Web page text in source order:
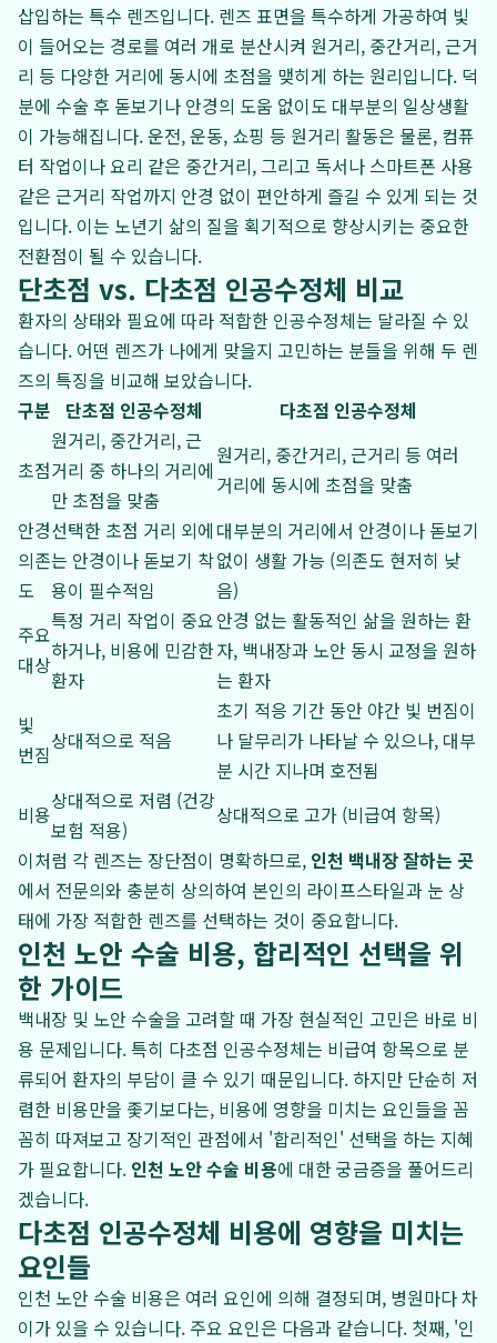
삽입하는 특수 렌즈입니다. 렌즈 표면을 특수하게 가공하여 빛
이 들어오는 경로를 여러 개로 분산시켜 원거리, 중간거리, 근거
리 등 다양한 거리에 동시에 초점을 맺히게 하는 원리입니다. 덕
분에 수술 후 돋보기나 안경의 도움 없이도 대부분의 일상생활
이 가능해집니다. 운전, 운동, 쇼핑 등 원거리 활동은 물론, 컴퓨
터 작업이나 요리 같은 중간거리, 그리고 독서나 스마트폰 사용
같은 근거리 작업까지 안경 없이 편안하게 즐길 수 있게 되는 것
입니다. 이는 노년기 삶의 질을 획기적으로 향상시키는 중요한
전환점이 될 수 있습니다.
단초점 vs. 다초점 인공수정체 비교
환자의 상태와 필요에 따라 적합한 인공수정체는 달라질 수 있
습니다. 어떤 렌즈가 나에게 맞을지 고민하는 분들을 위해 두 렌
즈의 특징을 비교해 보았습니다.
구분
단초점 인공수정체 다초점 인공수정체
초점
원거리, 중간거리, 근
거리 중 하나의 거리에
만 초점을 맞춤
원거리, 중간거리, 근거리 등 여러
거리에 동시에 초점을 맞춤
안경
의존
도
선택한 초점 거리 외에
는 안경이나 돋보기 착
용이 필수적임
대부분의 거리에서 안경이나 돋보기
없이 생활 가능 (의존도 현저히 낮
음)
주요
대상
특정 거리 작업이 중요
하거나, 비용에 민감한
환자
안경 없는 활동적인 삶을 원하는 환
자, 백내장과 노안 동시 교정을 원하
는 환자
빛
번짐
상대적으로 적음
초기 적응 기간 동안 야간 빛 번짐이
나 달무리가 나타날 수 있으나, 대부
분 시간 지나며 호전됨
비용
상대적으로 저렴 (건강
보험 적용)
상대적으로 고가 (비급여 항목)
이처럼 각 렌즈는 장단점이 명확하므로, 인천 백내장 잘하는 곳
에서 전문의와 충분히 상의하여 본인의 라이프스타일과 눈 상
태에 가장 적합한 렌즈를 선택하는 것이 중요합니다.
인천 노안 수술 비용, 합리적인 선택을 위
한 가이드
백내장 및 노안 수술을 고려할 때 가장 현실적인 고민은 바로 비
용 문제입니다. 특히 다초점 인공수정체는 비급여 항목으로 분
류되어 환자의 부담이 클 수 있기 때문입니다. 하지만 단순히 저
렴한 비용만을 좇기보다는, 비용에 영향을 미치는 요인들을 꼼
꼼히 따져보고 장기적인 관점에서 '합리적인' 선택을 하는 지혜
가 필요합니다. 인천 노안 수술 비용에 대한 궁금증을 풀어드리
겠습니다.
다초점 인공수정체 비용에 영향을 미치는
요인들
인천 노안 수술 비용은 여러 요인에 의해 결정되며, 병원마다 차
이가 있을 수 있습니다. 주요 요인은 다음과 같습니다. 첫째, '인